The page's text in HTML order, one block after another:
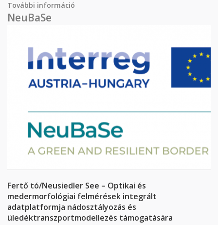
További információ
NeuBaSe
Fertő tó/Neusiedler See – Optikai és
medermorfológiai felmérések integrált
adatplatformja nádosztályozás és
üledéktranszportmodellezés támogatására